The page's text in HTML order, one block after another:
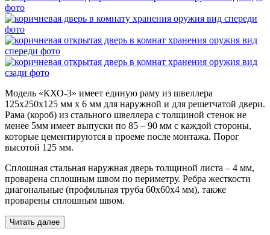
Модель «КХО-3» имеет единую раму из швеллера
125х250х125 мм х 6 мм для наружной и для решетчатой двери.
Рама (короб) из стального швеллера с толщиной стенок не
менее 5мм имеет выпуски по 85 – 90 мм с каждой стороны,
которые цементируются в проеме после монтажа. Порог
высотой 125 мм.
Сплошная стальная наружная дверь толщиной листа – 4 мм,
проварена сплошным швом по периметру. Ребра жесткости
диагональные (профильная труба 60х60х4 мм), также
проварены сплошным швом.
Читать далее